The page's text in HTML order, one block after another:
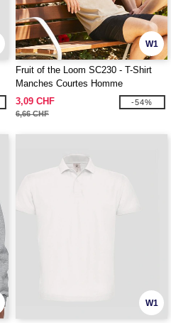
W1
Fruit of the Loom SC230 - T-Shirt
Manches Courtes Homme
3,09 CHF
6,66 CHF
-54%
W1